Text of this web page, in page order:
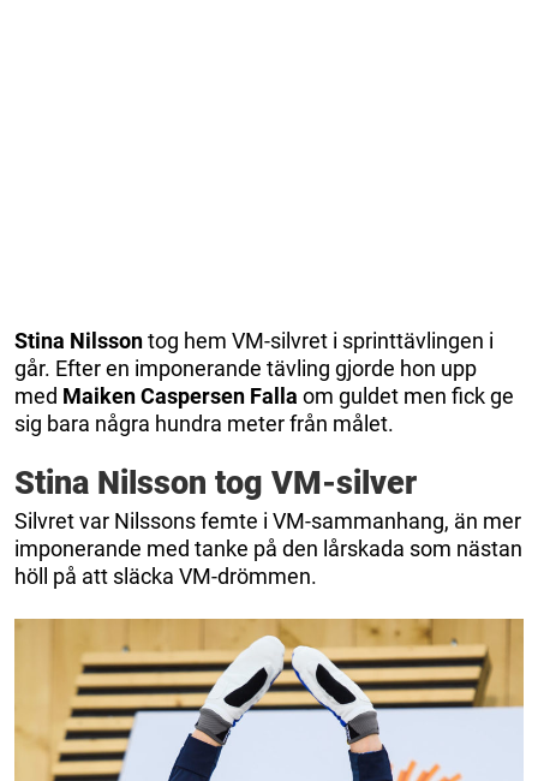
Stina Nilssontog hem VM-silvret i sprinttävlingen i
går. Efter en imponerande tävling gjorde hon upp
med Maiken Caspersen Falla om guldet men fick ge
sig bara några hundra meter från målet.
Stina Nilsson tog VM-silver
Silvret var Nilssons femte i VM-sammanhang, än mer
imponerande med tanke på den lårskada som nästan
höll på att släcka VM-drömmen.